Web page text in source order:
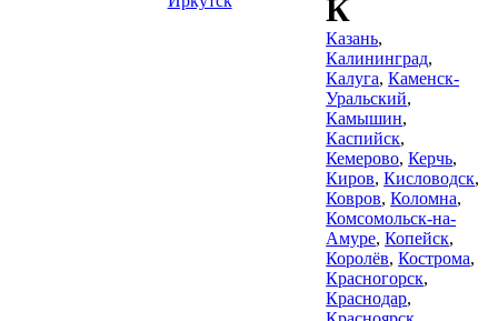
К
Казань,
Калининград,
Калуга,Каменск-
Уральский,
Камышин,
Каспийск,
Кемерово,Керчь,
Киров,Кисловодск,
Ковров,Коломна,
Комсомольск-на-
Амуре,Копейск,
Королёв,Кострома,
Красногорск,
Краснодар,